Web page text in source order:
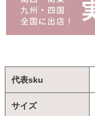
代表sku
サイズ